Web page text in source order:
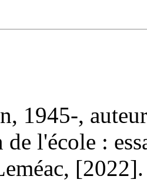
1945-, auteur
de l'école :